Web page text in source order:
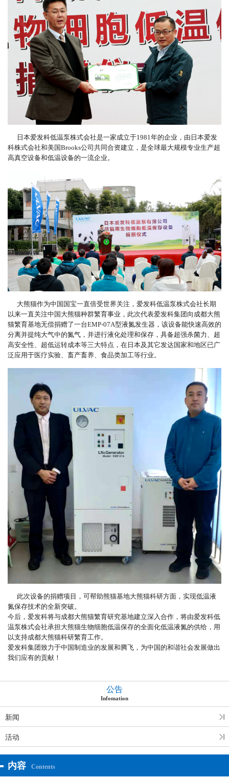
公告
Infomation
新闻
活动
日本爱发科低温泵株式会社是一家成立于1981年的企业，由日本爱发
科株式会社和美国Brooks公司共同合资建立，是全球最大规模专业生产超
高真空设备和低温设备的一流企业。
大熊猫作为中国国宝一直倍受世界关注，爱发科低温泵株式会社长期
以来一直关注中国大熊猫种群繁育事业，此次代表爱发科集团向成都大熊
猫繁育基地无偿捐赠了一台EMP-07A型液氮发生器，该设备能快速高效的
分离并提纯大气中的氮气，并进行液化处理和保存，具备超强杀菌力、超
高安全性、超低运转成本等三大特点，在日本及其它发达国家和地区已广
泛应用于医疗实验、畜产畜养、食品类加工等行业。
此次设备的捐赠项目，可帮助熊猫基地大熊猫科研方面，实现低温液
氮保存技术的全新突破。
今后，爱发科将与成都大熊猫繁育研究基地建立深入合作，将由爱发科低
温泵株式会社承担大熊猫生物细胞低温保存的全面化低温液氮的供给，用
以支持成都大熊猫科研繁育工作。
爱发科集团致力于中国制造业的发展和腾飞，为中国的和谐社会发展做出
我们应有的贡献！
内容 Contents